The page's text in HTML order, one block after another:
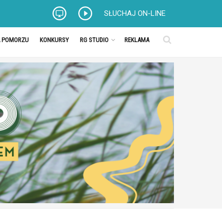
SŁUCHAJ ON-LINE
KONKURSY RG STUDIO REKLAMA